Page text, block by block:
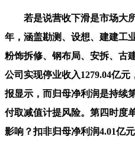
若是说营收下滑是市场大所
年，涵盖勘测、设想、建建工
粉饰拆修、钢布局、安拆、古
公司实现停业收入1279.04亿
报显示，而归母净利润是持续
付取减值计提风险。第四时度
影响？扣非归母净利润4.01亿元